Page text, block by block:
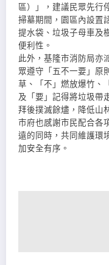
區）」，建議民眾先行
掃墓期間，園區內設置
提水袋、垃圾子母車及
便利性。
此外，基隆市消防局亦
眾遵守「五不一要」原
草、「不」燃放爆竹、
及「要」記得將垃圾帶
拜後撲滅餘燼，降低山
市府也感謝市民配合各
遠的同時，共同維護環
加安全有序。